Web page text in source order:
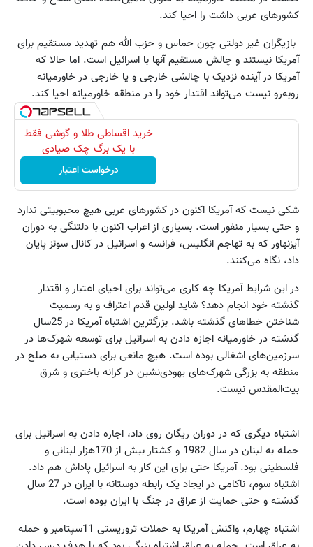
کشورهای عربی داشت را احیا کند.
بازیگران غیر دولتی چون حماس و حزب الله هم تهدید مستقیم برای
آمریکا نیستند و چالش مستقیم آنها با اسرائیل است. اما حالا که
آمریکا در آینده نزدیک با چالشی خارجی و یا خارجی در خاورمیانه
رو‌به‌رو نیست می‌تواند اقتدار خود را در منطقه خاورمیانه احیا کند.
خرید اقساطی طلا و گوشی فقط
با یک برگ چک صیادی
درخواست اعتبار
شکی نیست که آمریکا اکنون در کشورهای عربی هیچ محبوبیتی ندارد
و حتی بسیار منفور است. بسیاری از اعراب اکنون با دلتنگی به دوران
آیزنهاور که به تهاجم انگلیس، فرانسه و اسرائیل در کانال سوئز پایان
داد، نگاه می‌کنند.
در این شرایط آمریکا چه کاری می‌تواند برای احیای اعتبار و اقتدار
گذشته خود انجام دهد؟ شاید اولین قدم اعتراف و به رسمیت
شناختن خطاهای گذشته باشد. بزرگترین اشتباه آمریکا در 25سال
گذشته در خاورمیانه اجازه دادن به اسرائیل برای توسعه شهرک‌ها در
سرزمین‌های اشغالی بوده است. هیچ مانعی برای دستیابی به صلح در
منطقه به بزرگی شهرک‌های یهودی‌نشین در کرانه باختری و شرق
بیت‌المقدس نیست.
اشتباه دیگری که در دوران ریگان روی داد، اجازه دادن به اسرائیل برای
حمله به لبنان در سال 1982 و کشتار بیش از 170هزار لبنانی و
فلسطینی بود. آمریکا حتی برای این کار به اسرائیل پاداش هم داد.
اشتباه سوم، ناکامی در ایجاد یک رابطه دوستانه با ایران در 27 سال
گذشته و حتی حمایت از عراق در جنگ با ایران بوده است.
اشتباه چهارم، واکنش آمریکا به حملات تروریستی 11سپتامبر و حمله